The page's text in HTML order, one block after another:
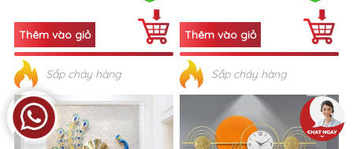
Sắp cháy hàng Sắp cháy hàng